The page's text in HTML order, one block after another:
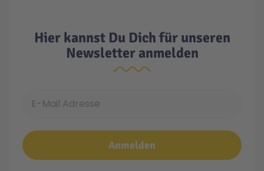
Hier kannst Du Dich für unseren
Newsletter anmelden
Anmelden